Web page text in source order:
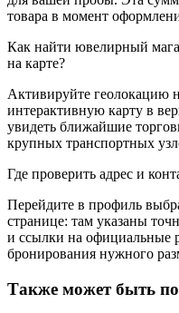
товара в момент
Как найти ювелирный
на карте?
Активируйте геолокацию
интерактивную карту в
увидеть ближайшие
крупных транспортных
Где проверить адрес и
Перейдите в профиль
странице: там указаны
и ссылки на официальные
бронирования нужного
Также может быть